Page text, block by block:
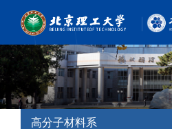
高分子材料系